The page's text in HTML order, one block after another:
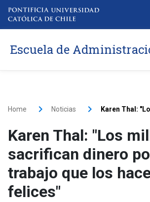
Escuela de
Home Noticias
Karen Thal: "Los
sacrifican dinero
trabajo que los
felices"